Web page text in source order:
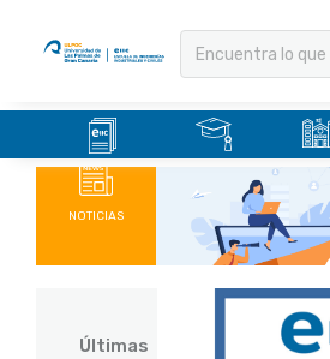
contenido
NOTICIAS
Últimas